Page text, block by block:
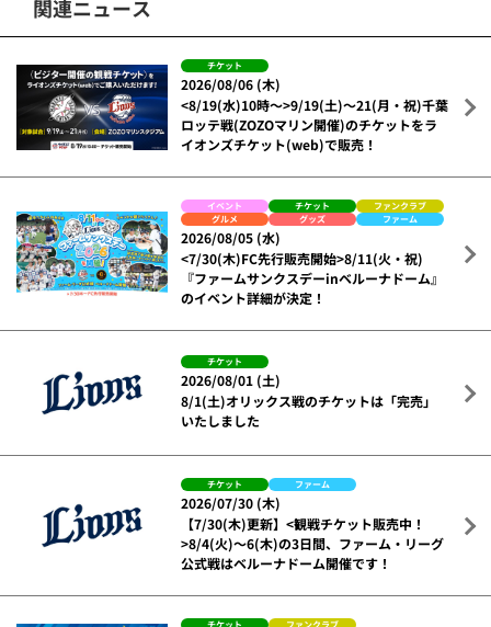
関連ニュース
チケット
2026/08/06 (木)
<8/19(水)10時～>9/19(土)～21(月・祝)千葉
ロッテ戦(ZOZOマリン開催)のチケットをラ
イオンズチケット(web)で販売！
イベント チケット
ファンクラブ
グルメ
グッズ ファーム
2026/08/05 (水)
<7/30(木)FC先行販売開始>8/11(火・祝)
『ファームサンクスデーinベルーナドーム』
のイベント詳細が決定！
チケット
2026/08/01 (土)
8/1(土)オリックス戦のチケットは「完売」
いたしました
チケット ファーム
2026/07/30 (木)
【7/30(木)更新】<観戦チケット販売中！
>8/4(火)～6(木)の3日間、ファーム・リーグ
公式戦はベルーナドーム開催です！
チケット ファンクラブ